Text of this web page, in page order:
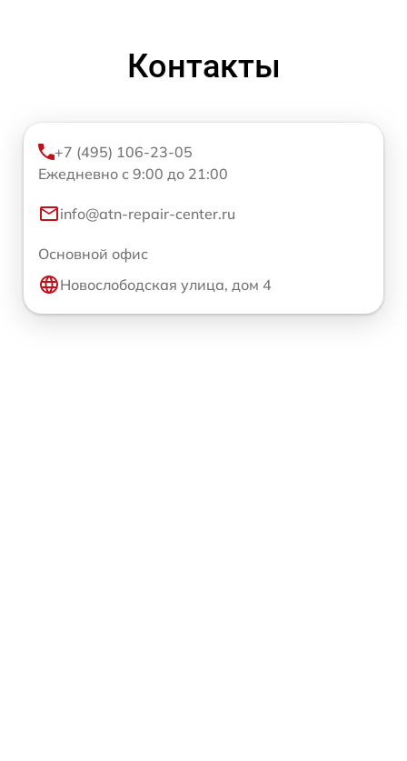
Контакты
+7 (495) 106-23-05
Ежедневно с 9:00 до 21:00
info@atn-repair-center.ru
Основной офис
Новослободская улица, дом 4